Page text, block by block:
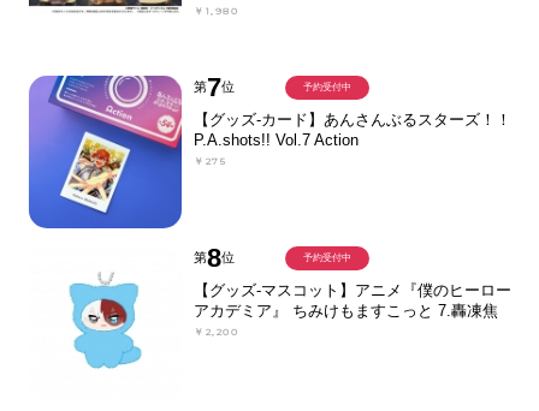
￥1,980
第7位
【グッズ-カード】あんさんぶるスターズ！！
P.A.shots!! Vol.7 Action
￥275
予約受付中
第8位
【グッズ-マスコット】アニメ『僕のヒーロー
アカデミア』 ちみけもますこっと 7.轟凍焦
￥2,200
予約受付中